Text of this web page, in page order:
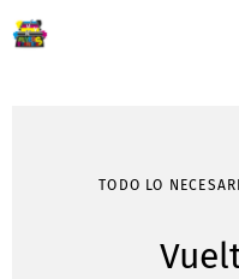
TODO LO